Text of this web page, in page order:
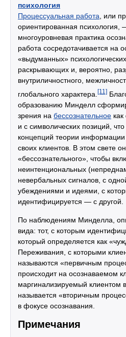
психология
Процессуальная работа , или
ориентированная психология,
многоуровневая практика
работа сосредотачивается на
«выдуманных»
раскрывающих и, вероятно,
внутриличностного,
глобального характера. [11]
образованию Минделл
зрения на бессознательное
и с символических позиций,
концепций теории
своих клиентов. В этом свете
«бессознательного», чтобы
неинтенциональных
невербальных сигналов, с
убеждениями и идеями, с
идентифицируется — с другой.
По наблюдениям Минделла,
вида: тот, с которым
который определяется как
Переживания, с которыми
называются «первичным
происходит на осознаваемом
маргинализируемый клиентом в
называется «вторичным
в фокусе осознавания.
Примечания